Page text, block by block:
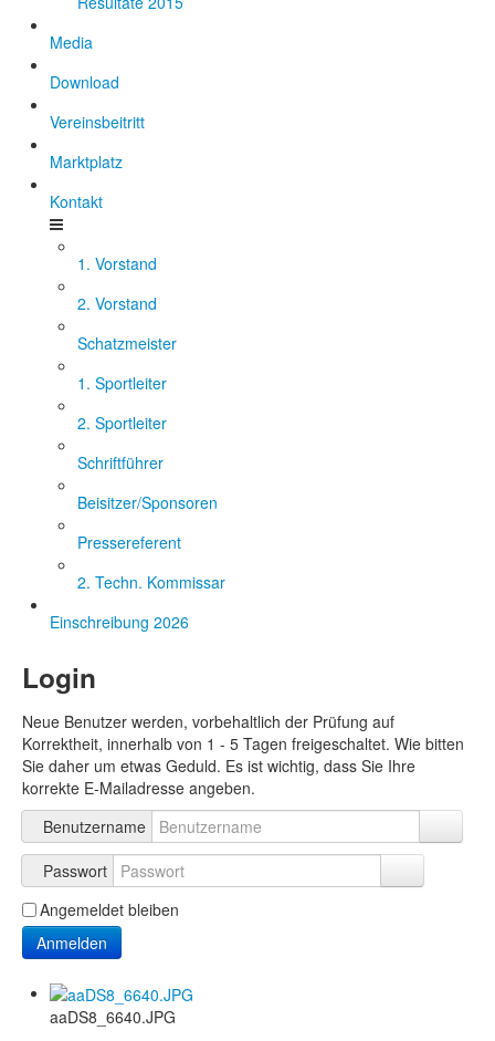
Media
Download
Vereinsbeitritt
Marktplatz
Kontakt
1. Vorstand
2. Vorstand
Schatzmeister
1. Sportleiter
2. Sportleiter
Schriftführer
Beisitzer/Sponsoren
Pressereferent
2. Techn. Kommissar
Einschreibung 2026
Login
Neue Benutzer werden, vorbehaltlich der Prüfung auf
Korrektheit, innerhalb von 1 - 5 Tagen freigeschaltet. Wie bitten
Sie daher um etwas Geduld. Es ist wichtig, dass Sie Ihre
korrekte E-Mailadresse angeben.
Benutzername
Passwort
Angemeldet bleiben
Anmelden
aaDS8_6640.JPG